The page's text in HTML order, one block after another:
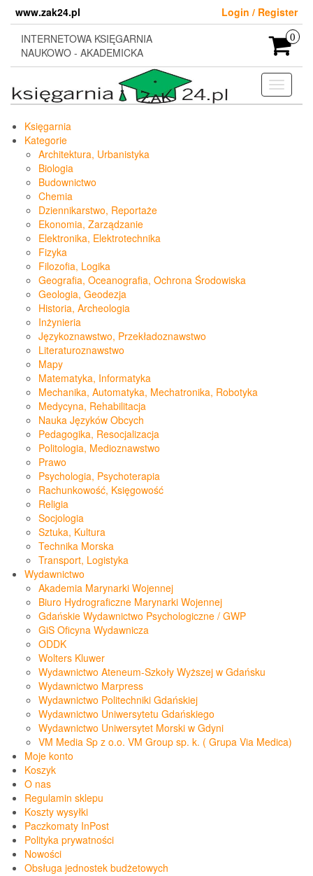
content
www.zak24.pl
Login / Register
INTERNETOWA KSIĘGARNIA
NAUKOWO - AKADEMICKA
0
Toggle
Księgarnia
Kategorie
Architektura, Urbanistyka
Biologia
Budownictwo
Chemia
Dziennikarstwo, Reportaże
Ekonomia, Zarządzanie
Elektronika, Elektrotechnika
Fizyka
Filozofia, Logika
Geografia, Oceanografia, Ochrona Środowiska
Geologia, Geodezja
Historia, Archeologia
Inżynieria
Językoznawstwo, Przekładoznawstwo
Literaturoznawstwo
Mapy
Matematyka, Informatyka
Mechanika, Automatyka, Mechatronika, Robotyka
Medycyna, Rehabilitacja
Nauka Języków Obcych
Pedagogika, Resocjalizacja
Politologia, Medioznawstwo
Prawo
Psychologia, Psychoterapia
Rachunkowość, Księgowość
Religia
Socjologia
Sztuka, Kultura
Technika Morska
Transport, Logistyka
Wydawnictwo
Akademia Marynarki Wojennej
Biuro Hydrograficzne Marynarki Wojennej
Gdańskie Wydawnictwo Psychologiczne / GWP
GiS Oficyna Wydawnicza
ODDK
Wolters Kluwer
Wydawnictwo Ateneum-Szkoły Wyższej w Gdańsku
Wydawnictwo Marpress
Wydawnictwo Politechniki Gdańskiej
Wydawnictwo Uniwersytetu Gdańskiego
Wydawnictwo Uniwersytet Morski w Gdyni
VM Media Sp z o.o. VM Group sp. k. ( Grupa Via Medica)
Moje konto
Koszyk
O nas
Regulamin sklepu
Koszty wysyłki
Paczkomaty InPost
Polityka prywatności
Nowości
Obsługa jednostek budżetowych